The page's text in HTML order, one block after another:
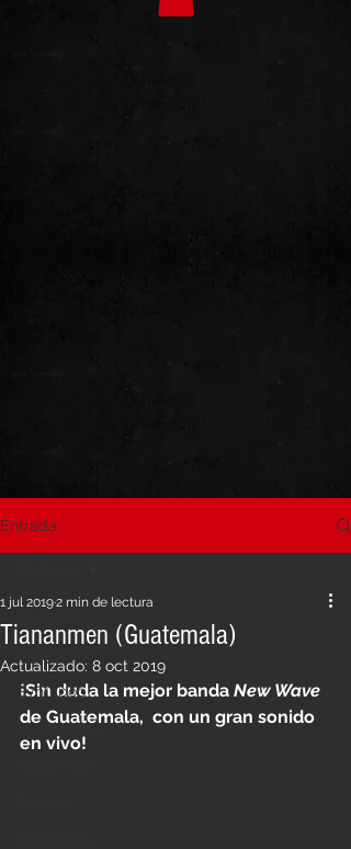
Entrada
Synthpop
Electro Pop
Tiananmen (Guatemala)
1 jul 20192 min de lectura
Actualizado: 8 oct 2019
¡Sin duda la mejor banda New Wave
de Guatemala,  con un gran sonido
en vivo!